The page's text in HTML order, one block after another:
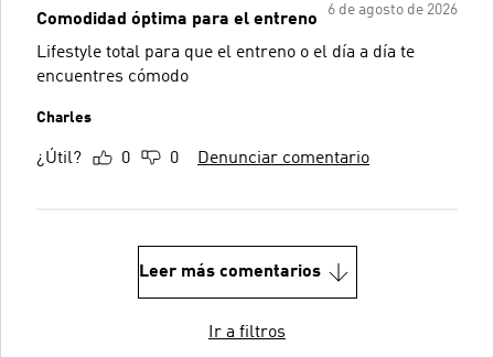
6 de agosto de 2026
Comodidad óptima para el entreno
Lifestyle total para que el entreno o el día a día te
encuentres cómodo
Charles
¿Útil? 0 0 Denunciar comentario
Leer más comentarios
Ir a filtros